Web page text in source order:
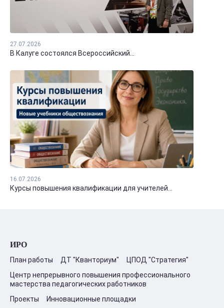
27.07.2026
В Калуге состоялся Всероссийский...
16.07.2026
Курсы повышения квалификации для учителей...
ИРО
План работы ДТ "Кванториум"
ЦПОД "Стратегия"
Центр непрерывного повышения профессионального
мастерства педагогических работников
Проекты
Инновационные площадки